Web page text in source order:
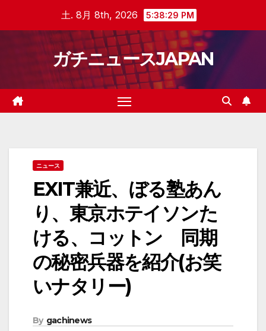
土. 8月 8th, 2026 5:38:30 PM
ガチニュースJAPAN
ニュース
EXIT兼近、ぼる塾あん
り、東京ホテイソンた
ける、コットン 同期
の秘密兵器を紹介(お笑
いナタリー)
By gachinews